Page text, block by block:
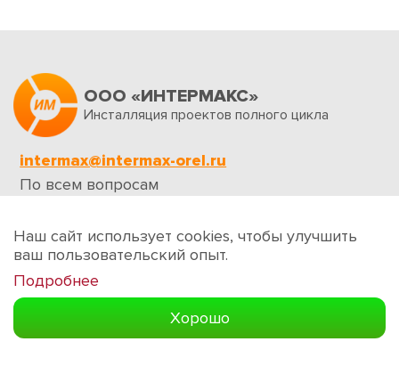
ООО «ИНТЕРМАКС»
Инсталляция проектов полного цикла
intermax@intermax-orel.ru
По всем вопросам
Обратная связь
Наш сайт использует cookies, чтобы улучшить
ваш пользовательский опыт.
Подробнее
Хорошо